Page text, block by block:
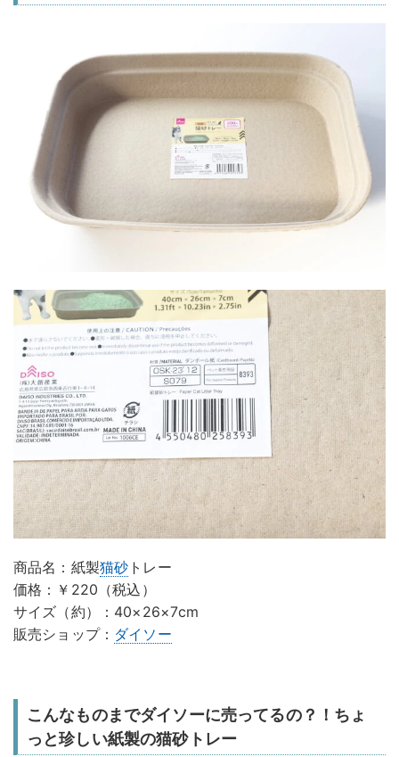
商品名：紙製猫砂 トレー
価格：￥220（税込）
サイズ（約）：40×26×7cm
販売ショップ： ダイソー
こんなものまでダイソーに売ってるの？！ちょ
っと珍しい紙製の猫砂トレー